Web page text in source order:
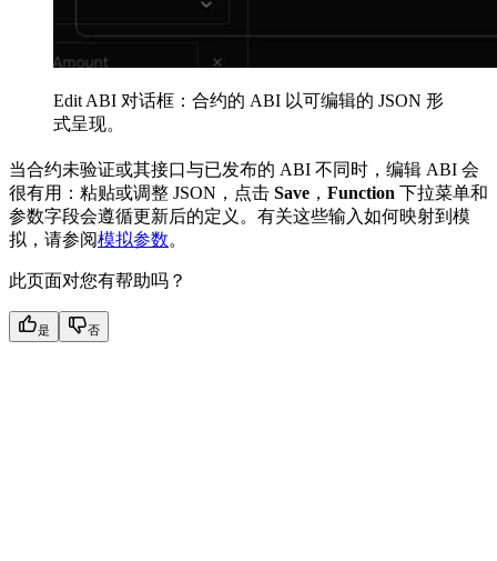
Edit ABI 对话框：合约的 ABI 以可编辑的 JSON 形
式呈现。
当合约未验证或其接口与已发布的 ABI 不同时，编辑 ABI 会
很有用：粘贴或调整 JSON，点击 Save ， Function 下拉菜单和
参数字段会遵循更新后的定义。有关这些输入如何映射到模
拟，请参阅模拟参数。
此页面对您有帮助吗？
是 否